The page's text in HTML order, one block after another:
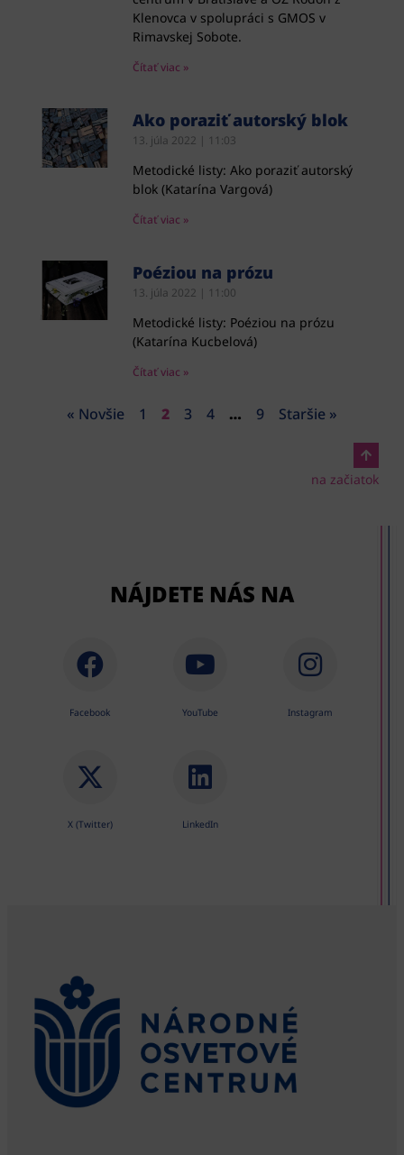
Klenovca v spolupráci s GMOS v
Rimavskej Sobote.
Čítať viac »
Ako poraziť autorský blok
13. júla 2022 11:03
Metodické listy: Ako poraziť autorský
blok (Katarína Vargová)
Čítať viac »
Poéziou na prózu
13. júla 2022 11:00
Metodické listy: Poéziou na prózu
(Katarína Kucbelová)
Čítať viac »
« Novšie 1 2 3 4 … 9 Staršie »
na začiatok
NÁJDETE NÁS NA
Facebook YouTube Instagram
X (Twitter) LinkedIn